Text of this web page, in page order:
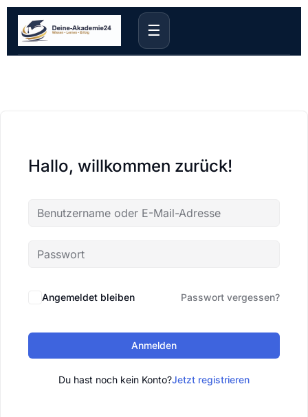
☰
Hallo, willkommen zurück!
Angemeldet bleiben Passwort vergessen?
Anmelden
Du hast noch kein Konto?Jetzt registrieren